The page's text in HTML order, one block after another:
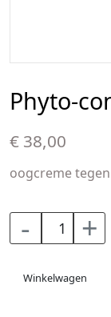
Phyto-
€ 38,00
oogcreme
- +
Winkelwagen